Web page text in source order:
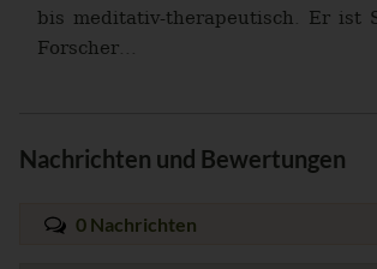
bis meditativ-therapeutisch. Er ist
Forscher...
Nachrichten und Bewertungen
0 Nachrichten